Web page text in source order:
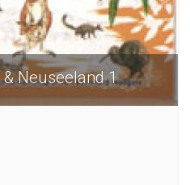
Neuseeland 1